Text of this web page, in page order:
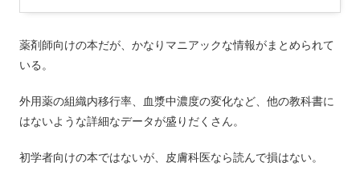
薬剤師向けの本だが、かなりマニアックな情報がまとめられて
いる。
外用薬の組織内移行率、血漿中濃度の変化など、他の教科書に
はないような詳細なデータが盛りだくさん。
初学者向けの本ではないが、皮膚科医なら読んで損はない。